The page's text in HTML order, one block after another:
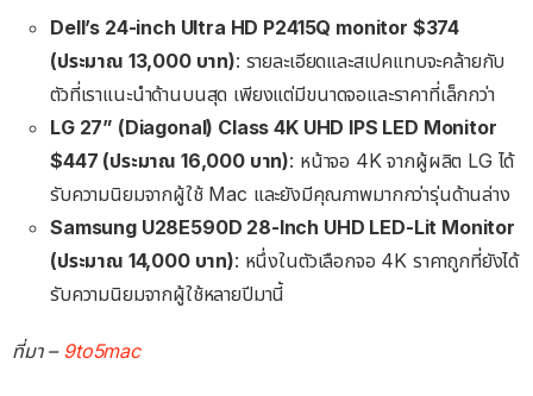
Dell’s 24-inch Ultra HD P2415Q monitor $374
(ประมาณ 13,000 บาท): รายละเอียดและสเปคแทบจะคล้ายกับ
ตัวที่เราแนะนำด้านบนสุด เพียงแต่มีขนาดจอและราคาที่เล็กกว่า
LG 27” (Diagonal) Class 4K UHD IPS LED Monitor
$447 (ประมาณ 16,000 บาท): หน้าจอ 4K จากผู้ผลิต LG ได้
รับความนิยมจากผู้ใช้ Mac และยังมีคุณภาพมากกว่ารุ่นด้านล่าง
Samsung U28E590D 28-Inch UHD LED-Lit Monitor
(ประมาณ 14,000 บาท): หนึ่งในตัวเลือกจอ 4K ราคาถูกที่ยังได้
รับความนิยมจากผู้ใช้หลายปีมานี้
ที่มา – 9to5mac